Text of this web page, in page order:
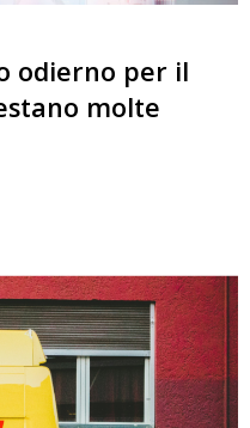
odierno per il
molte